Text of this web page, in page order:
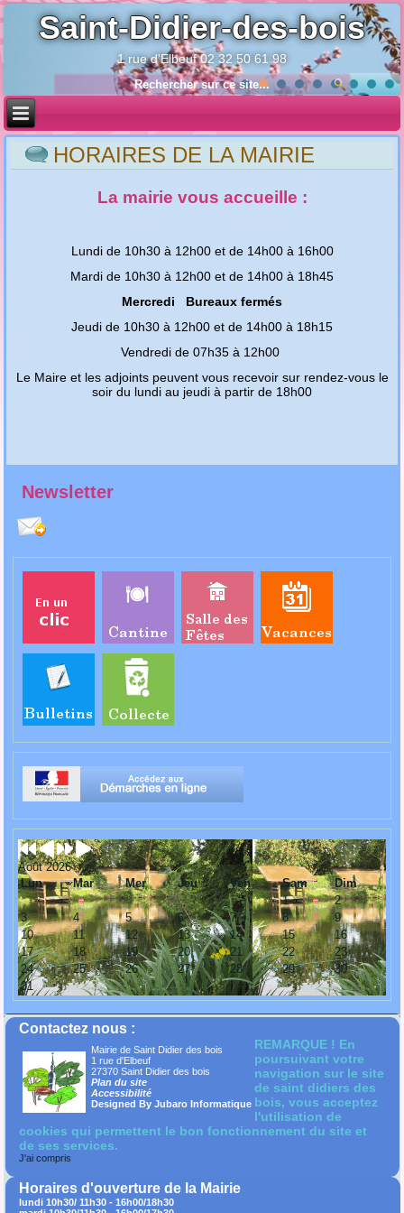
Saint-Didier-des-bois
1 rue d'Elbeuf 02 32 50 61 98
HORAIRES DE LA MAIRIE
La mairie vous accueille :
Lundi de 10h30 à 12h00 et de 14h00 à 16h00
Mardi de 10h30 à 12h00 et de 14h00 à 18h45
Mercredi Bureaux fermés
Jeudi de 10h30 à 12h00 et de 14h00 à 18h15
Vendredi de 07h35 à 12h00
Le Maire et les adjoints peuvent vous recevoir sur rendez-vous le
soir du lundi au jeudi à partir de 18h00
Newsletter
Année
précédente
Mois
précédent
Année
suivante
Mois
suivant
Août 2026
Lun
Mar Mer Jeu Ven Sam
Dim
1
2
3
4 5 6 7 8
9
10
11 12 13 14 15
16
17
18 19 20 21 22
23
24
25 26 27 28 29
30
31
Contactez nous :
Mairie de Saint Didier des bois
1 rue d'Elbeuf
27370 Saint Didier des bois
Plan du site
Accessibilité
Designed By Jubaro Informatique
REMARQUE ! En
poursuivant votre
navigation sur le site
de saint didiers des
bois, vous acceptez
l'utilisation de
cookies qui permettent le bon fonctionnement du site et
de ses services.
J'ai compris
Horaires d'ouverture de la Mairie
lundi 10h30/ 11h30 - 16h00/18h30